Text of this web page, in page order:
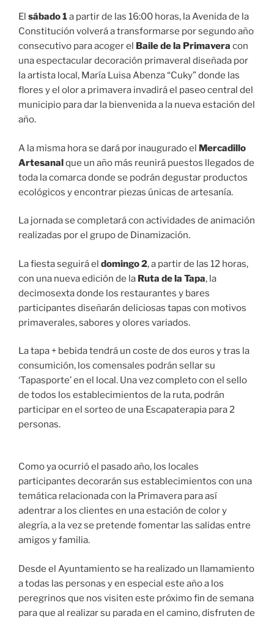
El sábado 1a partir de las 16:00 horas, la Avenida de la
Constitución volverá a transformarse por segundo año
consecutivo para acoger el Baile de la Primavera con
una espectacular decoración primaveral diseñada por
la artista local, María Luisa Abenza “Cuky” donde las
flores y el olor a primavera invadirá el paseo central del
municipio para dar la bienvenida a la nueva estación del
año.
A la misma hora se dará por inaugurado el Mercadillo
Artesanalque un año más reunirá puestos llegados de
toda la comarca donde se podrán degustar productos
ecológicos y encontrar piezas únicas de artesanía.
La jornada se completará con actividades de animación
realizadas por el grupo de Dinamización.
La fiesta seguirá el domingo 2, a partir de las 12 horas,
con una nueva edición de la Ruta de la Tapa, la
decimosexta donde los restaurantes y bares
participantes diseñarán deliciosas tapas con motivos
primaverales, sabores y olores variados.
La tapa + bebida tendrá un coste de dos euros y tras la
consumición, los comensales podrán sellar su
‘Tapasporte’ en el local. Una vez completo con el sello
de todos los establecimientos de la ruta, podrán
participar en el sorteo de una Escapaterapia para 2
personas.
Como ya ocurrió el pasado año, los locales
participantes decorarán sus establecimientos con una
temática relacionada con la Primavera para así
adentrar a los clientes en una estación de color y
alegría, a la vez se pretende fomentar las salidas entre
amigos y familia.
Desde el Ayuntamiento se ha realizado un llamamiento
a todas las personas y en especial este año a los
peregrinos que nos visiten este próximo fin de semana
para que al realizar su parada en el camino, disfruten de